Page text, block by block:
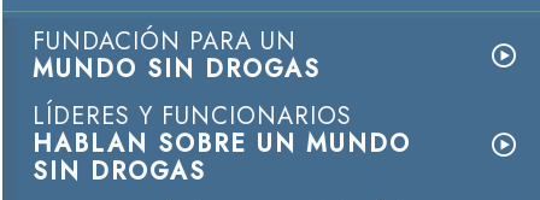
FUNDACIÓN PARA UN
MUNDO SIN DROGAS
LÍDERES Y FUNCIONARIOS
HABLAN SOBRE UN MUNDO
SIN DROGAS